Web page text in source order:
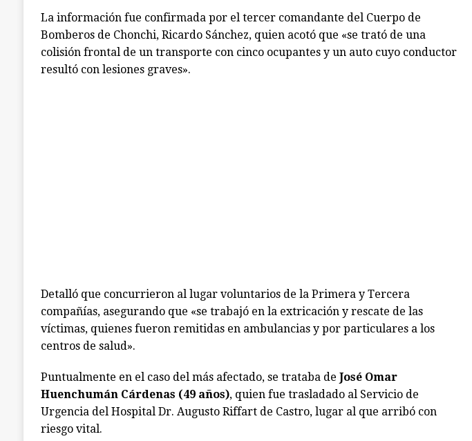
La información fue confirmada por el tercer comandante del Cuerpo de
Bomberos de Chonchi, Ricardo Sánchez, quien acotó que «se trató de una
colisión frontal de un transporte con cinco ocupantes y un auto cuyo conductor
resultó con lesiones graves».
Detalló que concurrieron al lugar voluntarios de la Primera y Tercera
compañías, asegurando que «se trabajó en la extricación y rescate de las
víctimas, quienes fueron remitidas en ambulancias y por particulares a los
centros de salud».
Puntualmente en el caso del más afectado, se trataba de José Omar
Huenchumán Cárdenas (49 años), quien fue trasladado al Servicio de
Urgencia del Hospital Dr. Augusto Riffart de Castro, lugar al que arribó con
riesgo vital.